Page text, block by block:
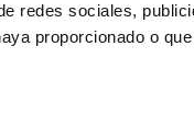
redes sociales,
proporcionado o